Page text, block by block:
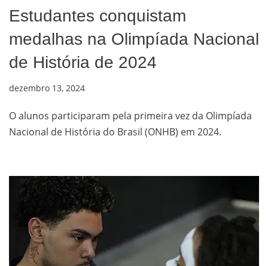
Estudantes conquistam
medalhas na Olimpíada Nacional
de História de 2024
dezembro 13, 2024
O alunos participaram pela primeira vez da Olimpíada
Nacional de História do Brasil (ONHB) em 2024.